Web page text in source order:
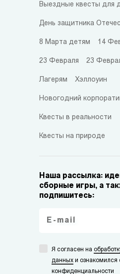
Выездные квесты для
День защитника
8 Марта детям 14
23 Февраля 23
Лагерям Хэллоуин
Новогодний
Квесты в реальности
Квесты на природе
Наша рассылка:
сборные игры, а
подпишитесь:
Я согласен на
данных и ознакомился
конфиденциальности